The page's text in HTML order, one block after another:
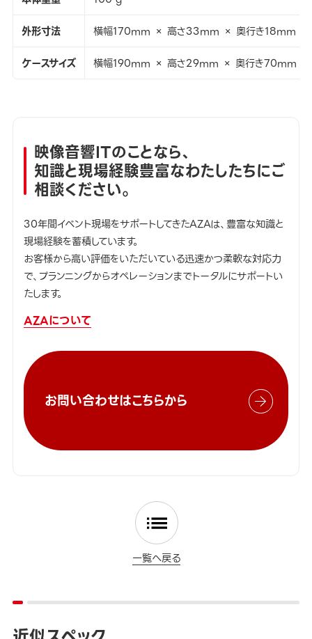
外形寸法
横幅170mm × 高さ33mm × 奥行き18mm
ケースサイズ
横幅190mm × 高さ29mm × 奥行き70mm
映像音響ITのことなら、
知識と現場経験豊富なわたしたちにご
相談ください。
30年間イベント現場をサポートしてきたAZAは、豊富な知識と
現場経験を蓄積しています。
お客様から高い評価をいただいている迅速かつ柔軟な対応力
で、プランニングからオペレーションまでトータルにサポートい
たします。
AZAについて
お問い合わせはこちらから
一覧へ戻る